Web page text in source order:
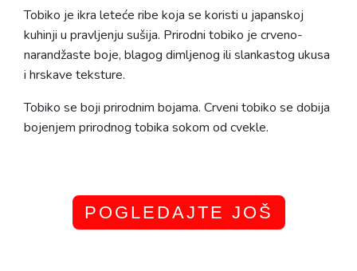
Tobiko je ikra leteće ribe koja se koristi u japanskoj
kuhinji u pravljenju sušija. Prirodni tobiko je crveno-
narandžaste boje, blagog dimljenog ili slankastog ukusa
i hrskave teksture.
Tobiko se boji prirodnim bojama. Crveni tobiko se dobija
bojenjem prirodnog tobika sokom od cvekle.
POGLEDAJTE JOŠ